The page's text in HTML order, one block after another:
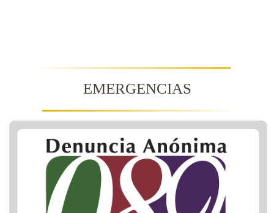
EMERGENCIAS